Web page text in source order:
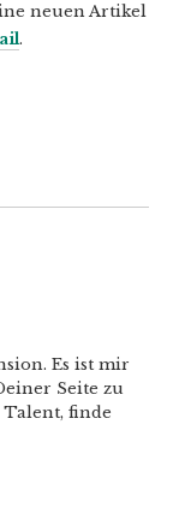
neuen Artikel
.
Es ist mir
Seite zu
Talent, finde